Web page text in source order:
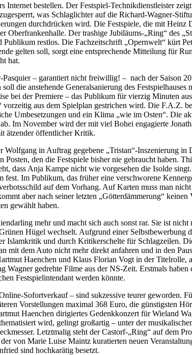
In­ter­net be­stel­len. Der Fest­spiel-Tech­nik­dienst­leis­ter
was Schlag­lich­ter auf die Ri­chard-Wag­ner-
durch­drü­cken wird. Die Fest­spie­le, die mit
Ober­fran­ken­hal­le. Der tra­shi­ge Jubiläums-„Ring“ des
rest­los. Die Fach­zeit­schrift „Opern­welt“ kürt
gel­ten soll, sorgt eine ent­spre­chen­de Mit­tei­lung für
hat.
– ga­ran­tiert nicht frei­wil­lig! – nach der Sai­son
die an­ste­hen­de Ge­ne­ral­sa­nie­rung des
bei der Pre­mie­re – das Pu­bli­kum für vier­zig Mi­nu­ten
aus dem Spiel­plan ge­stri­chen wird. Die F.A.Z.
Um­be­set­zun­gen und ein Kli­ma „wie im Os­ten“. Die
Im No­vem­ber wird der mit viel Bo­hei en­ga­gier­te
ät­zen­der öf­fent­li­cher Kritik.
Wolf­gang in Auf­trag ge­ge­be­ne „Tristan“-Inszenierung
den die Fest­spie­le bis­her nie ge­braucht ha­ben.
dass Anja Kam­pe nicht wie vor­ge­se­hen die Isol­de
Im Pu­bli­kum, das frü­her eine ver­schwo­re­ne
auf dem Vor­hang. Auf Kar­ten muss man
aber nach sei­ner letz­ten „Göt­ter­däm­me­rung“
ge­wählt haben.
mehr und macht sich auch sonst rar. Sie ist
Hü­gel wech­selt. Auf­grund ei­ner
Is­lam­kri­tik und durch Kri­ti­ker­schel­te für Schlag­zei­len.
mit dem Auto nicht mehr di­rekt an­fah­ren und in den
Haen­chen und Klaus Flo­ri­an Vogt in der
Wag­ner ge­dreh­te Fil­me aus der NS-Zeit. Erst­mals
Fest­spiel­in­ten­dant wer­den könnte.
So­fort­ver­kauf – sind suk­zes­si­ve teu­rer ge­wor­den.
Vor­stel­lun­gen ma­xi­mal 368 Euro, die güns­tigs­ten
Haen­chen di­ri­gier­tes Ge­denk­kon­zert für Wie­land
wird, ge­lingt groß­ar­tig – un­ter der
Letzt­ma­lig steht der Castorf-„Ring“ auf dem
von Ma­rie Lui­se Maintz ku­ra­tier­ten neu­en
sind hoch­ka­rä­tig besetzt.